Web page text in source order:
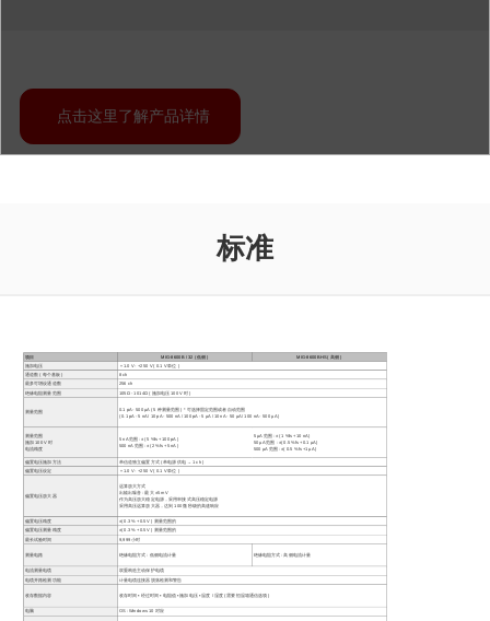
点击这里了解产品详情
标准